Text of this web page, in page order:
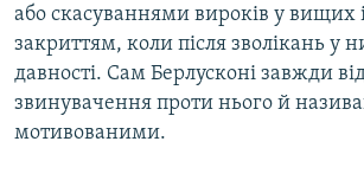
або скасуваннями вироків у вищих
закриттям, коли після зволікань у
давності. Сам Берлусконі завжди
звинувачення проти нього й
мотивованими.